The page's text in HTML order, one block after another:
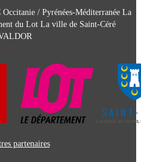
/ Pyrénées-Méditerranée La
du Lot La ville de Saint-Céré
partenaires